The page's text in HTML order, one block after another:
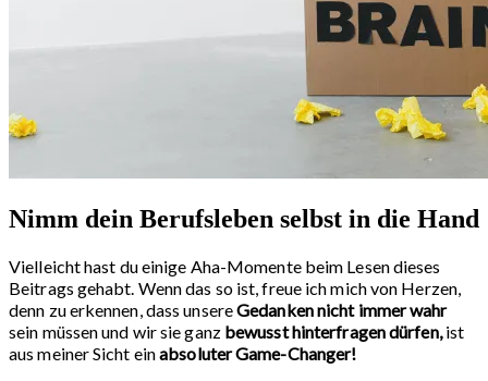
Nimm dein Berufsleben selbst in die Hand
Vielleicht hast du einige Aha-Momente beim Lesen dieses
Beitrags gehabt. Wenn das so ist, freue ich mich von Herzen,
denn zu erkennen, dass unsereGedanken nicht immer wahr
sein müssen und wir sie ganz bewusst hinterfragen dürfen,ist
aus meiner Sicht einabsoluter Game-Changer!